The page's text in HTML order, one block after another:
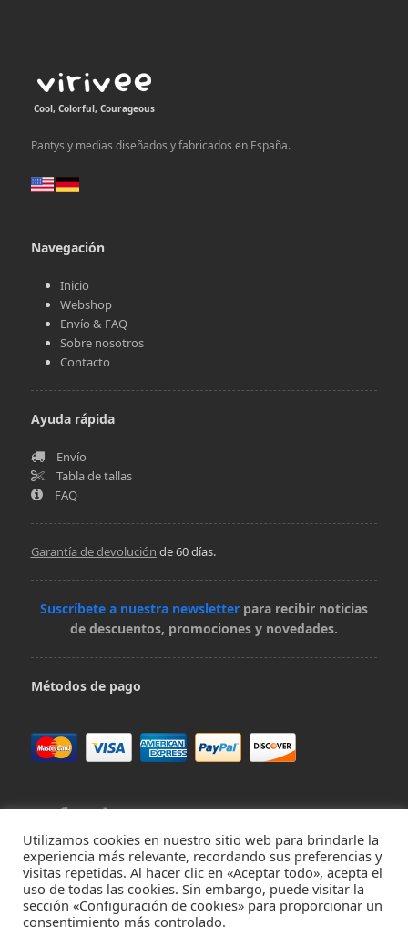
Cool, Colorful, Courageous
Pantys y medias diseñados y fabricados en España.
Navegación
Inicio
Webshop
Envío & FAQ
Sobre nosotros
Contacto
Ayuda rápida
Envío
Tabla de tallas
FAQ
Garantía de devolución de 60 días.
Suscríbete a nuestra newsletter para recibir noticias
de descuentos, promociones y novedades.
Métodos de pago
Contacta con nosotros en hola@virivee.es
Utilizamos cookies en nuestro sitio web para brindarle la
experiencia más relevante, recordando sus preferencias y
visitas repetidas. Al hacer clic en «Aceptar todo», acepta el
uso de todas las cookies. Sin embargo, puede visitar la
sección «Configuración de cookies» para proporcionar un
consentimiento más controlado.